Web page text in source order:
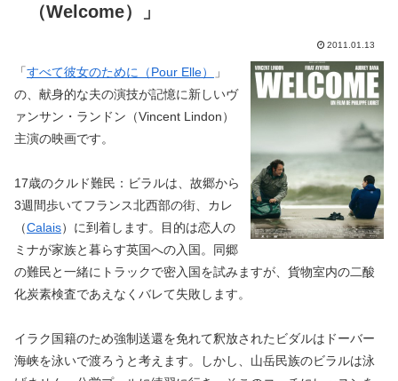
（Welcome）」
2011.01.13
「すべて彼女のために（Pour Elle）
」
の、献身的な夫の演技が記憶に新しいヴ
ァンサン・ランドン（Vincent Lindon）
主演の映画です。
17歳のクルド難民：ビラルは、故郷から
3週間歩いてフランス北西部の街、カレ
（Calais）に到着します。目的は恋人の
ミナが家族と暮らす英国への入国。同郷
の難民と一緒にトラックで密入国を試みますが、貨物室内の二酸
化炭素検査であえなくバレて失敗します。
イラク国籍のため強制送還を免れて釈放されたビダルはドーバー
海峡を泳いで渡ろうと考えます。しかし、山岳民族のビラルは泳